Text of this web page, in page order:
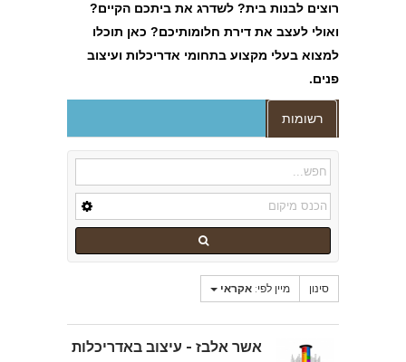
רוצים לבנות בית? לשדרג את ביתכם הקיים?
ואולי לעצב את דירת חלומותיכם? כאן תוכלו
למצוא בעלי מקצוע בתחומי אדריכלות ועיצוב
פנים.
רשומות
סינון מיין לפי: אקראי
אשר אלבז - עיצוב באדריכלות